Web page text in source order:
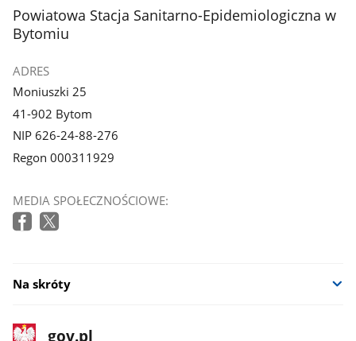
stopka
Powiatowa Stacja Sanitarno-Epidemiologiczna w
Bytomiu
ADRES
Moniuszki 25
41-902 Bytom
NIP 626-24-88-276
Regon 000311929
MEDIA SPOŁECZNOŚCIOWE:
Na skróty
stopkaStrona
gov.pl